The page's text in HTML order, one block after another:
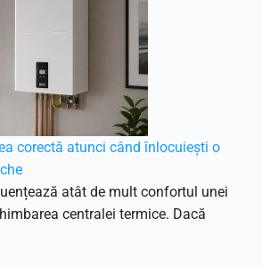
corectă atunci când înlocuiești o
atât de mult confortul unei
centralei termice. Dacă